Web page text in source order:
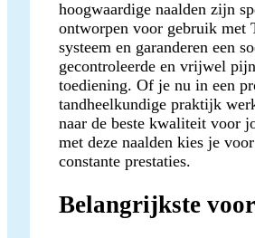
hoogwaardige naalden zijn
ontworpen voor gebruik met
systeem en garanderen een
gecontroleerde en vrijwel
toediening. Of je nu in een
tandheelkundige praktijk
naar de beste kwaliteit voor
met deze naalden kies je
constante prestaties.
Belangrijkste